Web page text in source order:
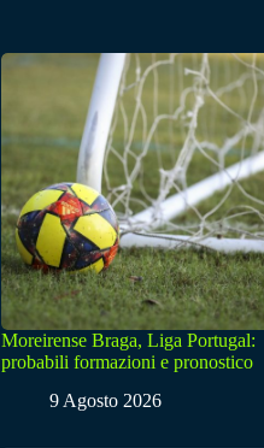
Moreirense Braga, Liga Portugal:
probabili formazioni e pronostico
9 Agosto 2026